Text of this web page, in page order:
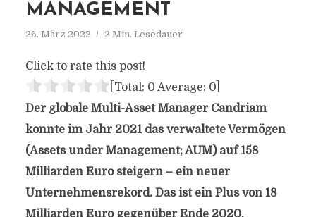
MANAGEMENT
26. März 2022 2 Min. Lesedauer
Click to rate this post!
[Total: 0 Average: 0]
Der globale Multi-Asset Manager Candriam
konnte im Jahr 2021 das verwaltete Vermögen
(Assets under Management; AUM) auf 158
Milliarden Euro steigern – ein neuer
Unternehmensrekord. Das ist ein Plus von 18
Milliarden Euro gegenüber Ende 2020.